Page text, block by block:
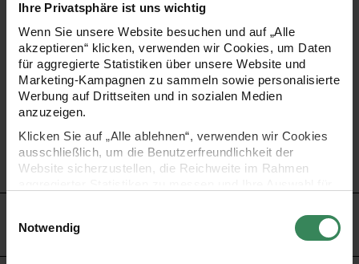
Ihre Privatsphäre ist uns wichtig
Wenn Sie unsere Website besuchen und auf „Alle
akzeptieren“ klicken, verwenden wir Cookies, um Daten
für aggregierte Statistiken über unsere Website und
Marketing-Kampagnen zu sammeln sowie personalisierte
Werbung auf Drittseiten und in sozialen Medien
anzuzeigen.
Klicken Sie auf „Alle ablehnen“, verwenden wir Cookies
ausschließlich, um die Benutzerfreundlichkeit der
Website sicherzustellen, die Reichweite im Rahmen
Ihre Einwilligung ist freiwillig und kann jederzeit über den
Link „Cookie-Einstellungen“ im Fußbereich der Seite
Notwendig
arrangieren. All diese Sachen finden Sie in unserem neuen
Patisserie-Sortiment.
Eisbecher für Geburtstage, Sommerpartys und mehr
für den einmaligen Gebrauch, mit Kunststoff-Löffel
Maße: 6x8,5 cm, Volumen: 200 ml
Inhalt: 10 Stück
HERSTELLER